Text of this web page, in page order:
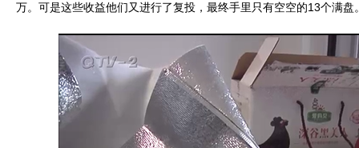
万。可是这些收益他们又进行了复投，最终手里只有空空的13个满盘